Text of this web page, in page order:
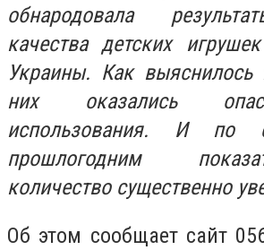
обнародовала
качества детских
Украины. Как выяснилось
них оказались
использования. И по
прошлогодним
количество существенно
Об этом сообщает сайт